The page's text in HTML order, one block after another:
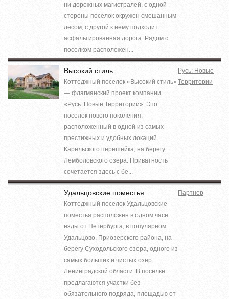
ни дорожных магистралей, с одной
стороны поселок окружен смешанным
лесом, с другой к нему подходит
асфальтированная дорога. Рядом с
поселком расположен...
Высокий стиль
Коттеджный поселок «Высокий стиль»
— флагманский проект компании
«Русь: Новые Территории». Это
поселок нового поколения,
расположенный в одной из самых
престижных и удобных локаций
Карельского перешейка, на берегу
Лемболовского озера. Приватность
сочетается здесь с бе...
Русь: Новые
Территории
Удальцовские поместья
Коттеджный поселок Удальцовские
поместья расположен в одном часе
езды от Петербурга, в популярном
Удальцово, Приозерского района, на
берегу Суходольского озера, одного из
самых больших и чистых озер
Ленинградской области. В поселке
предлагаются участки без
обязательного подряда, площадью от
Партнер